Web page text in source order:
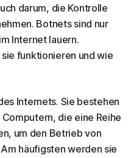
darum, die Kontrolle
Botnets sind nur
Internet lauern.
funktionieren und wie
Internets. Sie bestehen
die eine Reihe
um den Betrieb von
häufigsten werden sie